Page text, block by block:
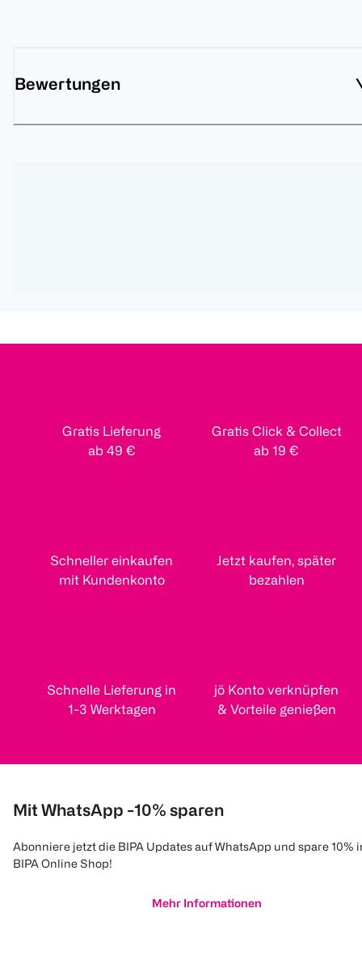
Bewertungen
Gratis Lieferung
ab 49 €
Gratis Click & Collect
ab 19 €
Schneller einkaufen
mit Kundenkonto
Jetzt kaufen, später
bezahlen
Schnelle Lieferung in
1-3 Werktagen
jö Konto verknüpfen
& Vorteile genießen
Mit WhatsApp -10% sparen
Abonniere jetzt die BIPA Updates auf WhatsApp und spare 10%
BIPA Online Shop!
Mehr Informationen